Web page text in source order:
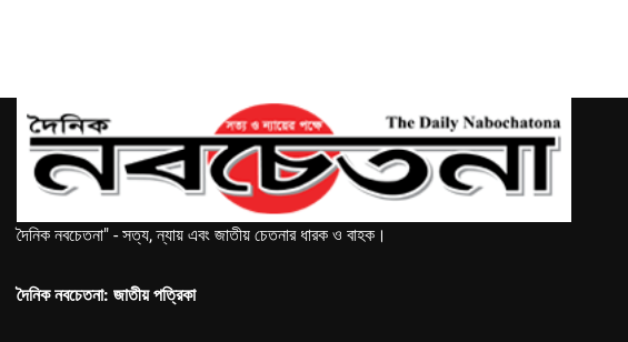
দৈনিক নবচেতনা" - সত্য, ন্যায় এবং জাতীয় চেতনার ধারক ও বাহক।
দৈনিক নবচেতনা: জাতীয় পত্রিকা